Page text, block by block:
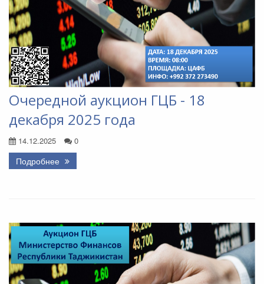
Очередной аукцион ГЦБ - 18
декабря 2025 года
14.12.2025 0
Подробнее